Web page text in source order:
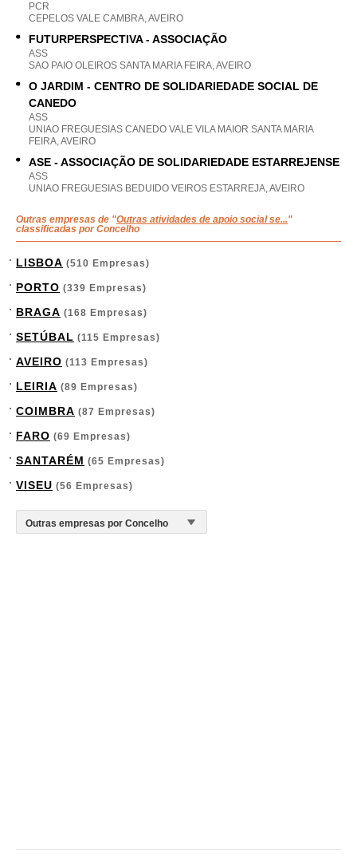
PCR
CEPELOS VALE CAMBRA, AVEIRO
FUTURPERSPECTIVA - ASSOCIAÇÃO
ASS
SAO PAIO OLEIROS SANTA MARIA FEIRA, AVEIRO
O JARDIM - CENTRO DE SOLIDARIEDADE SOCIAL DE
CANEDO
ASS
UNIAO FREGUESIAS CANEDO VALE VILA MAIOR SANTA MARIA
FEIRA, AVEIRO
ASE - ASSOCIAÇÃO DE SOLIDARIEDADE ESTARREJENSE
ASS
UNIAO FREGUESIAS BEDUIDO VEIROS ESTARREJA, AVEIRO
Outras empresas de "Outras atividades de apoio social se..."
classificadas por Concelho
LISBOA (510 Empresas)
PORTO (339 Empresas)
BRAGA (168 Empresas)
SETÚBAL (115 Empresas)
AVEIRO (113 Empresas)
LEIRIA (89 Empresas)
COIMBRA (87 Empresas)
FARO (69 Empresas)
SANTARÉM (65 Empresas)
VISEU (56 Empresas)